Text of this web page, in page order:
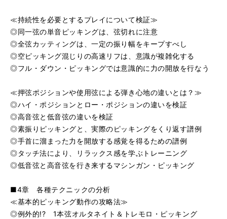
≪持続性を必要とするプレイについて検証≫
◎同一弦の単音ピッキングは、弦切れに注意
◎全弦カッティングは、一定の振り幅をキープすべし
◎空ピッキング混じりの高速リフは、意識が複雑化する
◎フル・ダウン・ピッキングでは意識的に力の開放を行なう
≪押弦ポジションや使用弦による弾き心地の違いとは？≫
◎ハイ・ポジションとロー・ポジションの違いを検証
◎高音弦と低音弦の違いを検証
◎素振りピッキングと、実際のピッキングをくり返す譜例
◎手首に溜まった力を開放する感覚を得るための譜例
◎タッチ法により、リラックス感を学ぶトレーニング
◎低音弦と高音弦を行き来するマシンガン・ピッキング
■4章 各種テクニックの分析
≪基本的ピッキング動作の攻略法≫
◎例外的!? 1本弦オルタネイト＆トレモロ・ピッキング